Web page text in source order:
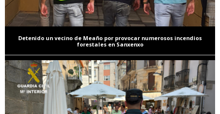
Detenido un vecino de Meaño por provocar numerosos incendios
forestales en Sanxenxo